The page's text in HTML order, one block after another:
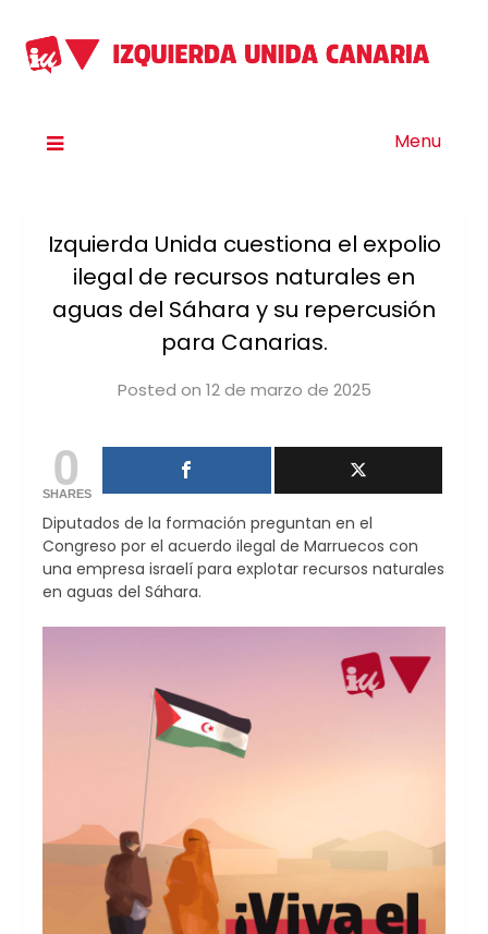
Menu
Izquierda Unida cuestiona el expolio
ilegal de recursos naturales en
aguas del Sáhara y su repercusión
para Canarias.
Posted on 12 de marzo de 2025
0
SHARES
Diputados de la formación preguntan en el
Congreso por el acuerdo ilegal de Marruecos con
una empresa israelí para explotar recursos naturales
en aguas del Sáhara.